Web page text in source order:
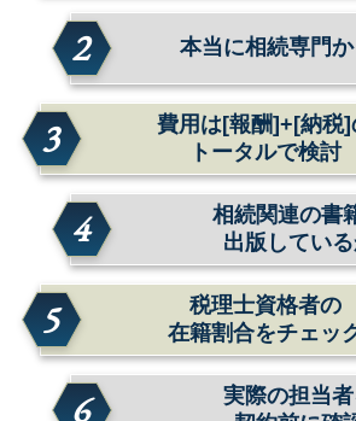
2 本当に相続専門
3
費用は[報酬]+[納税]
トータルで検討
4
相続関連の書
出版してい
5
税理士資格者の
在籍割合をチェッ
6
実際の担当